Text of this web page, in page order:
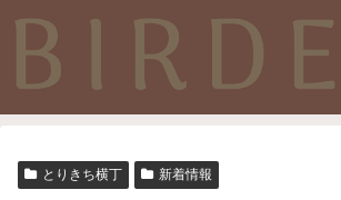
とりきち横丁 新着情報